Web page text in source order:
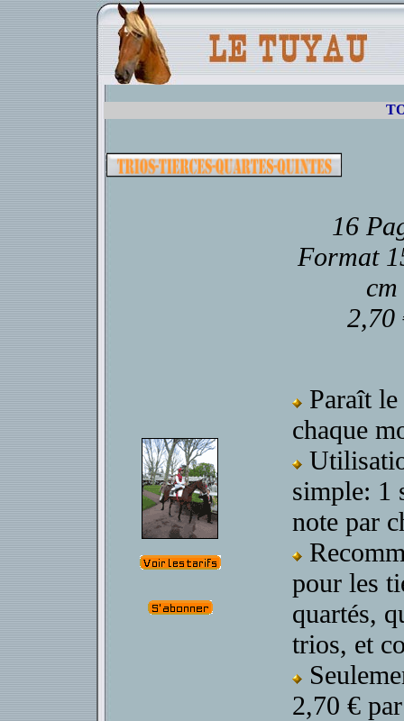
16
Format
cm
2,70
Paraît le
chaque
simple: 1
note par
pour les
quartés,
trios, et
2,70 €